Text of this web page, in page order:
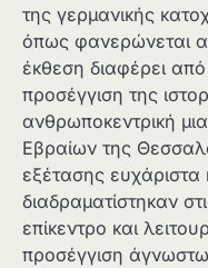
της γερμανικής
όπως φανερώνεται
έκθεση διαφέρει
προσέγγιση της
ανθρωποκεντρική
Εβραίων της
εξέτασης
διαδραματίστηκαν
επίκεντρο και
προσέγγιση